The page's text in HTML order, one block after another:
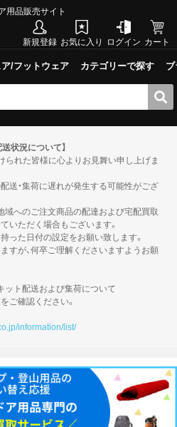
用品販売サイト
新規登録 お気に入り ログイン カート
/フットウェア カテゴリーで探す
状況について】
れた皆様に心よりお見舞い申し上げま
送・集荷に遅れが発生する可能性がござ
域へのご注文商品の配達および宅配買取
いただく場合もございます。
た日付の設定をお願い致します。
すが、何卒ご理解くださいますようお願
ット配送および集荷について
ご確認ください。
information/list/